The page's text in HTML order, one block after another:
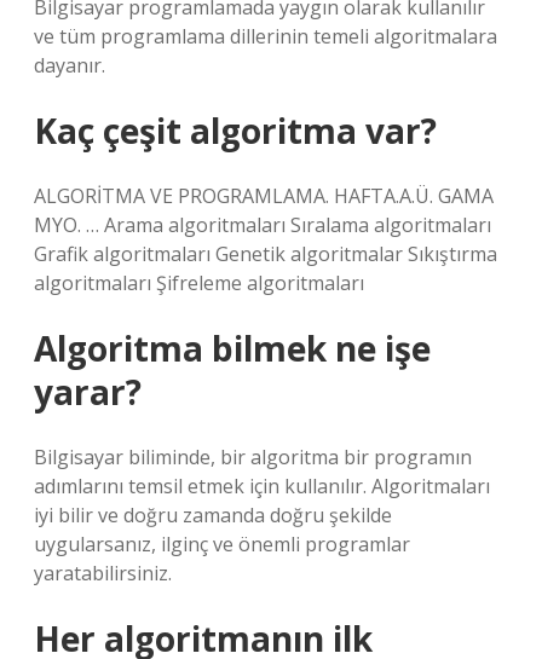
Bilgisayar programlamada yaygın olarak kullanılır
ve tüm programlama dillerinin temeli algoritmalara
dayanır.
Kaç çeşit algoritma var?
ALGORİTMA VE PROGRAMLAMA. HAFTA.A.Ü. GAMA
MYO. … Arama algoritmaları Sıralama algoritmaları
Grafik algoritmaları Genetik algoritmalar Sıkıştırma
algoritmaları Şifreleme algoritmaları
Algoritma bilmek ne işe
yarar?
Bilgisayar biliminde, bir algoritma bir programın
adımlarını temsil etmek için kullanılır. Algoritmaları
iyi bilir ve doğru zamanda doğru şekilde
uygularsanız, ilginç ve önemli programlar
yaratabilirsiniz.
Her algoritmanın ilk